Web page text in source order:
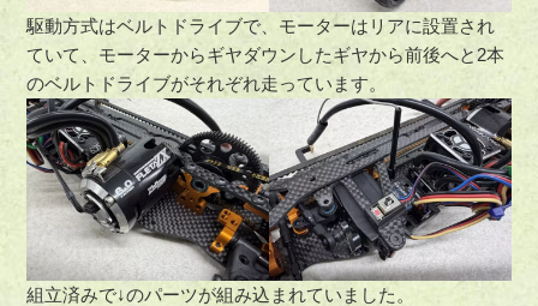
駆動方式はベルトドライブで、モーターはリアに設置され
ていて、モーターからギヤダウンしたギヤから前後へと2本
のベルトドライブがそれぞれ走っています。
組立済みで↓のパーツが組み込まれていました。